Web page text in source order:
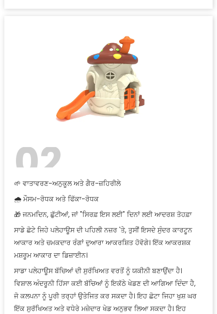
02
🌱 ਵਾਤਾਵਰਣ-ਅਨੁਕੂਲ ਅਤੇ ਗੈਰ-ਜ਼ਹਿਰੀਲੇ
🌧️ ਮੌਸਮ-ਰੋਧਕ ਅਤੇ ਫਿੱਕਾ-ਰੋਧਕ
🎁 ਜਨਮਦਿਨ, ਛੁੱਟੀਆਂ, ਜਾਂ "ਸਿਰਫ਼ ਇਸ ਲਈ" ਦਿਨਾਂ ਲਈ ਆਦਰਸ਼ ਤੋਹਫ਼ਾ
ਸਾਡੇ ਛੋਟੇ ਜਿਹੇ ਪਲੇਹਾਊਸ ਦੀ ਪਹਿਲੀ ਨਜ਼ਰ 'ਤੇ, ਤੁਸੀਂ ਇਸਦੇ ਸੁੰਦਰ ਕਾਰਟੂਨ
ਆਕਾਰ ਅਤੇ ਚਮਕਦਾਰ ਰੰਗਾਂ ਦੁਆਰਾ ਆਕਰਸ਼ਿਤ ਹੋਵੋਗੇ। ਇੱਕ ਆਕਰਸ਼ਕ
ਮਸ਼ਰੂਮ ਆਕਾਰ ਦਾ ਡਿਜ਼ਾਈਨ।
ਸਾਡਾ ਪਲੇਹਾਊਸ ਬੱਚਿਆਂ ਦੀ ਸੁਰੱਖਿਅਤ ਵਰਤੋਂ ਨੂੰ ਯਕੀਨੀ ਬਣਾਉਂਦਾ ਹੈ।
ਵਿਸ਼ਾਲ ਅੰਦਰੂਨੀ ਹਿੱਸਾ ਕਈ ਬੱਚਿਆਂ ਨੂੰ ਇਕੱਠੇ ਖੇਡਣ ਦੀ ਆਗਿਆ ਦਿੰਦਾ ਹੈ,
ਜੋ ਕਲਪਨਾ ਨੂੰ ਪੂਰੀ ਤਰ੍ਹਾਂ ਉਤੇਜਿਤ ਕਰ ਸਕਦਾ ਹੈ। ਇਹ ਛੋਟਾ ਜਿਹਾ ਖੁਸ਼ ਘਰ
ਇੱਕ ਸੁਰੱਖਿਅਤ ਅਤੇ ਵਧੇਰੇ ਮਜ਼ੇਦਾਰ ਖੇਡ ਅਨੁਭਵ ਲਿਆ ਸਕਦਾ ਹੈ। ਇਹ